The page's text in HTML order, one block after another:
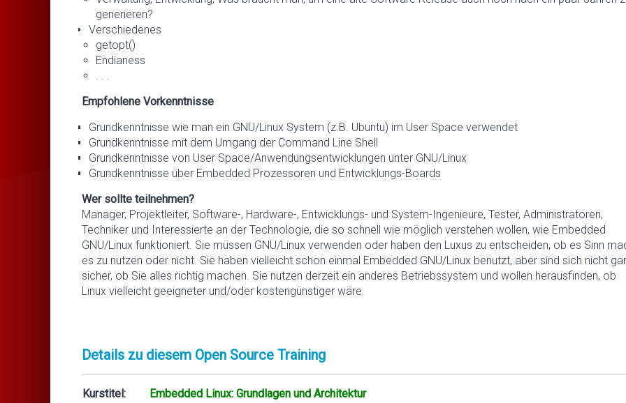
generieren?
Verschiedenes
getopt()
Endianess
Empfohlene Vorkenntnisse
Grundkenntnisse wie man ein GNU/Linux System (z.B. Ubuntu) im User Space verwendet
Grundkenntnisse mit dem Umgang der Command Line Shell
Grundkenntnisse von User Space/Anwendungsentwicklungen unter GNU/Linux
Grundkenntnisse über Embedded Prozessoren und Entwicklungs-Boards
Wer sollte teilnehmen?
Manager, Projektleiter, Software-, Hardware-, Entwicklungs- und System-Ingenieure, Tester, Administratoren,
Techniker und Interessierte an der Technologie, die so schnell wie möglich verstehen wollen, wie Embedded
GNU/Linux funktioniert. Sie müssen GNU/Linux verwenden oder haben den Luxus zu entscheiden, ob es Sinn
es zu nutzen oder nicht. Sie haben vielleicht schon einmal Embedded GNU/Linux benutzt, aber sind sich nicht
sicher, ob Sie alles richtig machen. Sie nutzen derzeit ein anderes Betriebssystem und wollen herausfinden, ob
Linux vielleicht geeigneter und/oder kostengünstiger wäre.
Details zu diesem Open Source Training
Kurstitel:
Embedded Linux: Grundlagen und Architektur